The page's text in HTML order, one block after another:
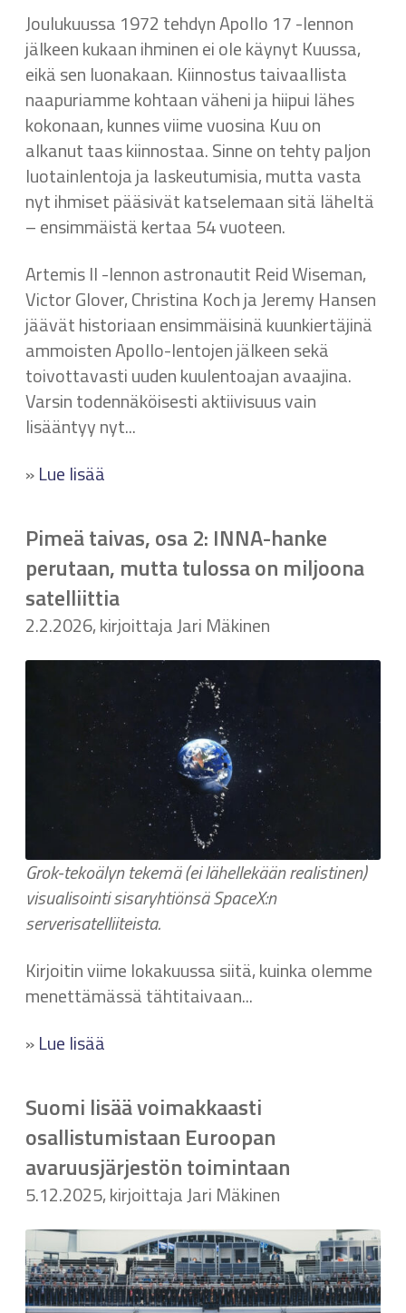
Joulukuussa 1972 tehdyn Apollo 17 -lennon
jälkeen kukaan ihminen ei ole käynyt Kuussa,
eikä sen luonakaan. Kiinnostus taivaallista
naapuriamme kohtaan väheni ja hiipui lähes
kokonaan, kunnes viime vuosina Kuu on
alkanut taas kiinnostaa. Sinne on tehty paljon
luotainlentoja ja laskeutumisia, mutta vasta
nyt ihmiset pääsivät katselemaan sitä läheltä
– ensimmäistä kertaa 54 vuoteen.
Artemis II -lennon astronautit Reid Wiseman,
Victor Glover, Christina Koch ja Jeremy Hansen
jäävät historiaan ensimmäisinä kuunkiertäjinä
ammoisten Apollo-lentojen jälkeen sekä
toivottavasti uuden kuulentoajan avaajina.
Varsin todennäköisesti aktiivisuus vain
lisääntyy nyt...
»Lue lisää
Pimeä taivas, osa 2: INNA-hanke
perutaan, mutta tulossa on miljoona
satelliittia
2.2.2026, kirjoittaja Jari Mäkinen
Grok-tekoälyn tekemä (ei lähellekään realistinen)
visualisointi sisaryhtiönsä SpaceX:n
serverisatelliiteista.
Kirjoitin viime lokakuussa siitä, kuinka olemme
menettämässä tähtitaivaan...
»Lue lisää
Suomi lisää voimakkaasti
osallistumistaan Euroopan
avaruusjärjestön toimintaan
5.12.2025, kirjoittaja Jari Mäkinen